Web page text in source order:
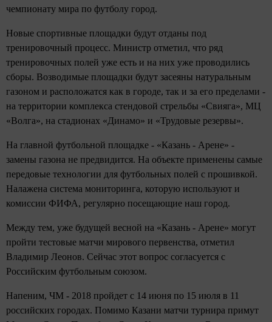
чемпионату мира по футболу город.
Новые спортивные площадки будут отданы под
тренировочный процесс. Министр отметил, что ряд
тренировочных полей уже есть и на них уже проводились
сборы. Возводимые площадки будут засеяны натуральным
газоном и расположатся как в городе, так и за его пределами -
на территории комплекса стендовой стрельбы «Свияга», МЦ
«Волга», на стадионах «Динамо» и «Трудовые резервы».
На главной футбольной площадке - «Казань - Арене» -
замены газона не предвидится. На объекте применены самые
передовые технологии для футбольных полей с прошивкой.
Налажена система мониторинга, которую используют и
комиссии ФИФА, регулярно посещающие наш город.
Между тем, уже будущей весной на «Казань - Арене» могут
пройти тестовые матчи мирового первенства, отметил
Владимир Леонов. Сейчас этот вопрос согласуется с
Российским футбольным союзом.
Напеним, ЧМ - 2018 пройдет с 14 июня по 15 июля в 11
российских городах. Помимо Казани матчи турнира примут